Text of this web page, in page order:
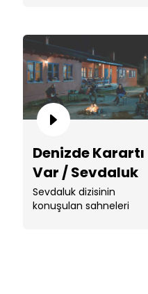
Denizde Karartı
Var / Sevdaluk
Sevdaluk dizisinin
konuşulan sahneleri